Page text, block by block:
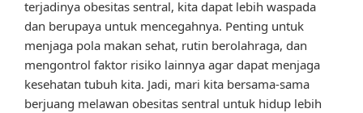
terjadinya obesitas sentral, kita dapat lebih waspada
dan berupaya untuk mencegahnya. Penting untuk
menjaga pola makan sehat, rutin berolahraga, dan
mengontrol faktor risiko lainnya agar dapat menjaga
kesehatan tubuh kita. Jadi, mari kita bersama-sama
berjuang melawan obesitas sentral untuk hidup lebih